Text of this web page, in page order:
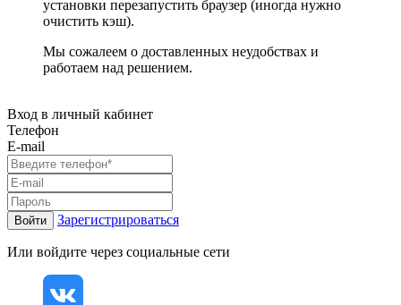
установки перезапустить браузер (иногда нужно
очистить кэш).
Мы сожалеем о доставленных неудобствах и
работаем над решением.
Вход в личный кабинет
Телефон
E-mail
Войти Зарегистрироваться
Или войдите через социальные сети